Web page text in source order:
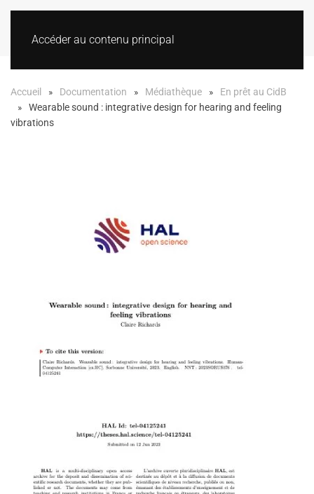
Accéder au contenu principal
Accueil Documentation Médiathèque
En prêt au CidB
Wearable sound : integrative design for hearing and feeling
vibrations